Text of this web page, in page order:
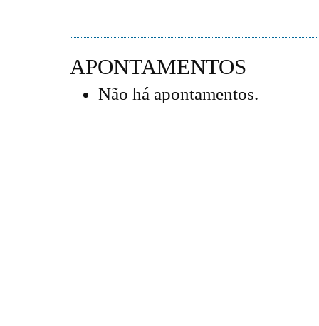
APONTAMENTOS
Não há apontamentos.